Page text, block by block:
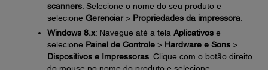
scanners . Selecione o nome do seu produto e
selecione Gerenciar> Propriedades da impressora
Windows 8.x: Navegue até a tela Aplicativos e
selecione Painel de Controle > Hardware e Sons >
Dispositivos e Impressoras . Clique com o botão direito